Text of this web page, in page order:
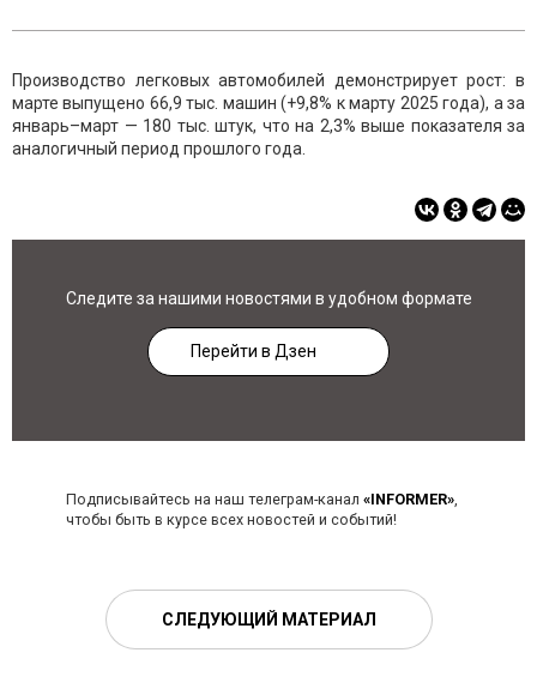
Производство легковых автомобилей демонстрирует рост: в
марте выпущено 66,9 тыс. машин (+9,8% к марту 2025 года), а за
январь–март — 180 тыс. штук, что на 2,3% выше показателя за
аналогичный период прошлого года.
Следите за нашими новостями в удобном формате
Перейти в Дзен
Подписывайтесь на наш телеграм-канал «INFORMER»,
чтобы быть в курсе всех новостей и событий!
СЛЕДУЮЩИЙ МАТЕРИАЛ